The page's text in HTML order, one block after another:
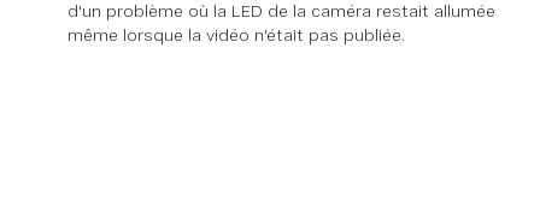
d'un problème où la LED de la caméra restait allumée
même lorsque la vidéo n'était pas publiée.